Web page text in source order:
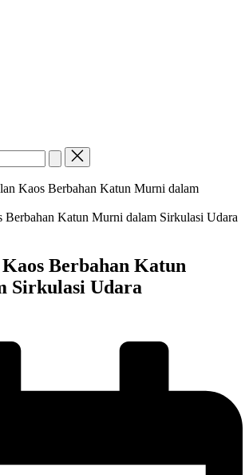
Kaos Berbahan Katun Murni dalam
Berbahan Katun
Sirkulasi Udara